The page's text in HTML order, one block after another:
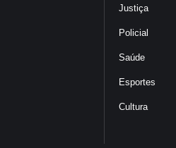
Justiça
Policial
Saúde
Esportes
Cultura